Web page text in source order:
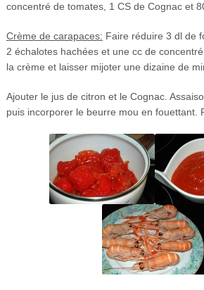
concentré de tomates, 1 CS de Cognac et
Crème de carapaces: Faire réduire 3 dl de
2 échalotes hachées et une cc de
la crème et laisser mijoter une dizaine de
Ajouter le jus de citron et le Cognac.
puis incorporer le beurre mou en fouettant.